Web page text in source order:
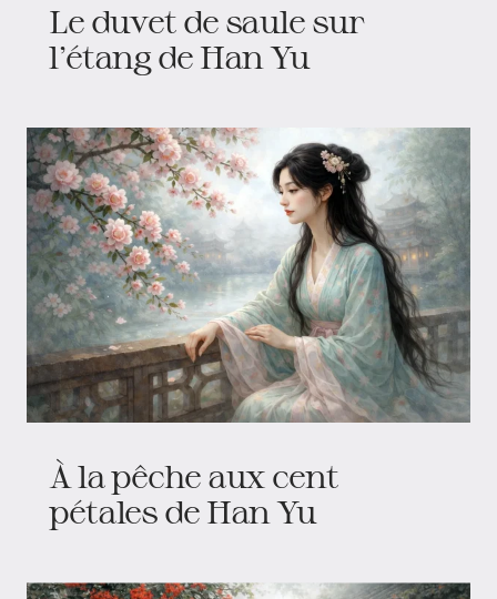
Le duvet de saule sur
l’étang de Han Yu
À la pêche aux cent
pétales de Han Yu